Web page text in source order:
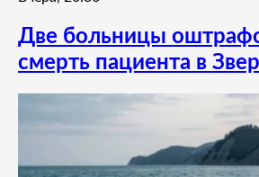
Две больницы
смерть пациента в